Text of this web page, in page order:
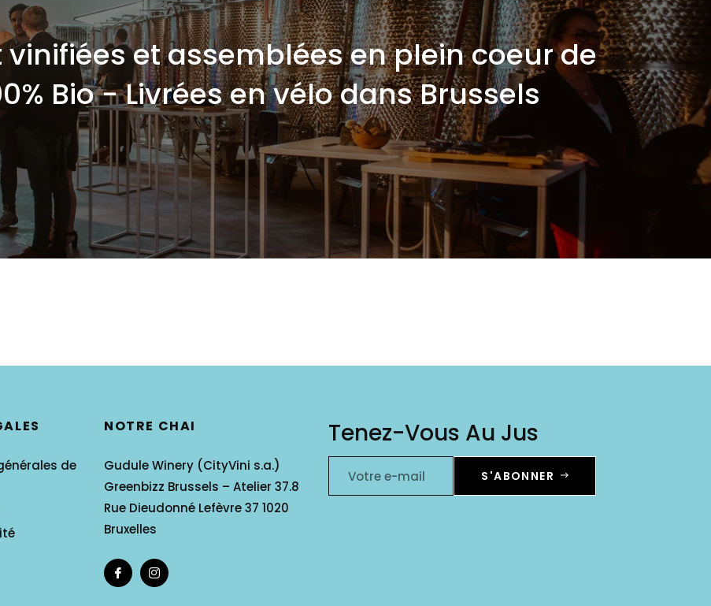
et assemblées en plein coeur de
Bio - Livrées en vélo dans Brussels
de
NOTRE CHAI
Gudule Winery (CityVini s.a.)
Greenbizz Brussels – Atelier 37.8
Rue Dieudonné Lefèvre 37 1020
Bruxelles
Fb Ins
Tenez-Vous Au Jus
Votre e-mail S'ABONNER